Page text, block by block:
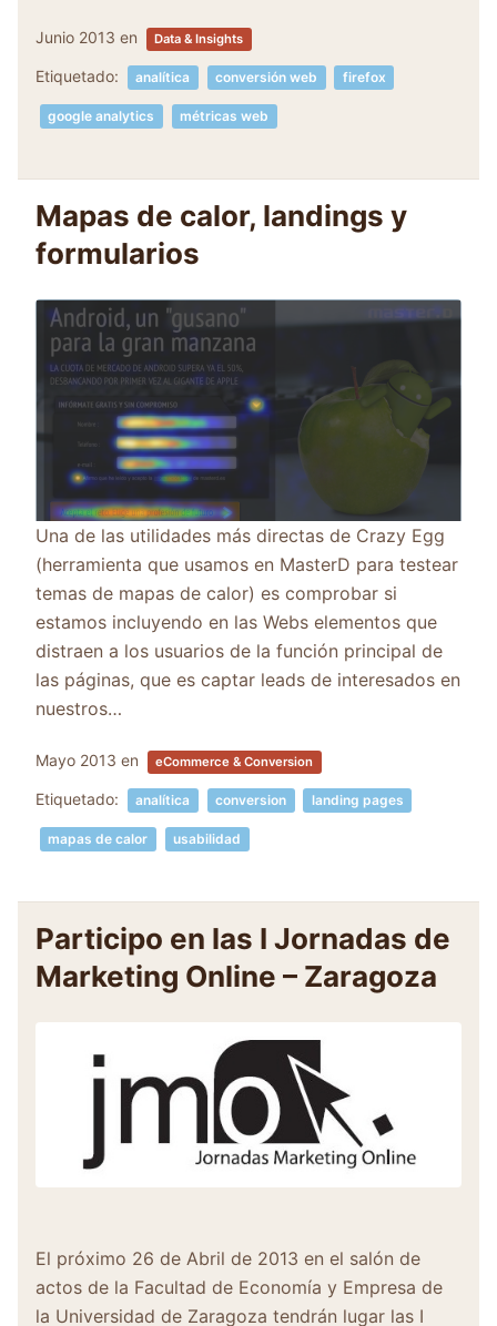
Junio 2013 en Data & Insights
Etiquetado: analítica conversión web firefox
google analytics métricas web
Mapas de calor, landings y
formularios
Una de las utilidades más directas de Crazy Egg
(herramienta que usamos en MasterD para testear
temas de mapas de calor) es comprobar si
estamos incluyendo en las Webs elementos que
distraen a los usuarios de la función principal de
las páginas, que es captar leads de interesados en
nuestros…
Mayo 2013 en eCommerce & Conversion
Etiquetado: analítica conversion landing pages
mapas de calor usabilidad
Participo en las I Jornadas de
Marketing Online – Zaragoza
El próximo 26 de Abril de 2013 en el salón de
actos de la Facultad de Economía y Empresa de
la Universidad de Zaragoza tendrán lugar las I